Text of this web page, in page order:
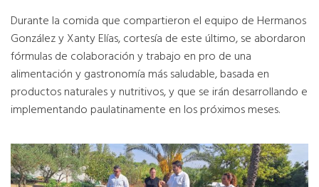
Durante la comida que compartieron el equipo de Hermanos
González y Xanty Elías, cortesía de este último, se abordaron
fórmulas de colaboración y trabajo en pro de una
alimentación y gastronomía más saludable, basada en
productos naturales y nutritivos, y que se irán desarrollando e
implementando paulatinamente en los próximos meses.